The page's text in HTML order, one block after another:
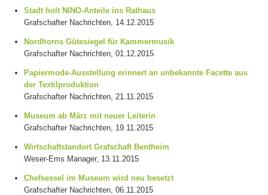
Stadt holt NINO-Anteile ins Rathaus
Grafschafter Nachrichten, 14.12.2015
Nordhorns Gütesiegel für Kammermusik
Grafschafter Nachrichten, 01.12.2015
Papiermode-Ausstellung erinnert an unbekannte Facette aus
der Textilproduktion
Grafschafter Nachrichten, 21.11.2015
Museum ab März mit neuer Leiterin
Grafschafter Nachrichten, 19.11.2015
Wirtschaftstandort Grafschaft Bentheim
Weser-Ems Manager, 13.11.2015
Chefsessel im Museum wird neu besetzt
Grafschafter Nachrichten, 06.11.2015